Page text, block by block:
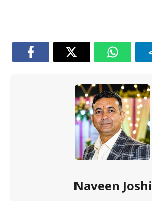
Naveen Joshi